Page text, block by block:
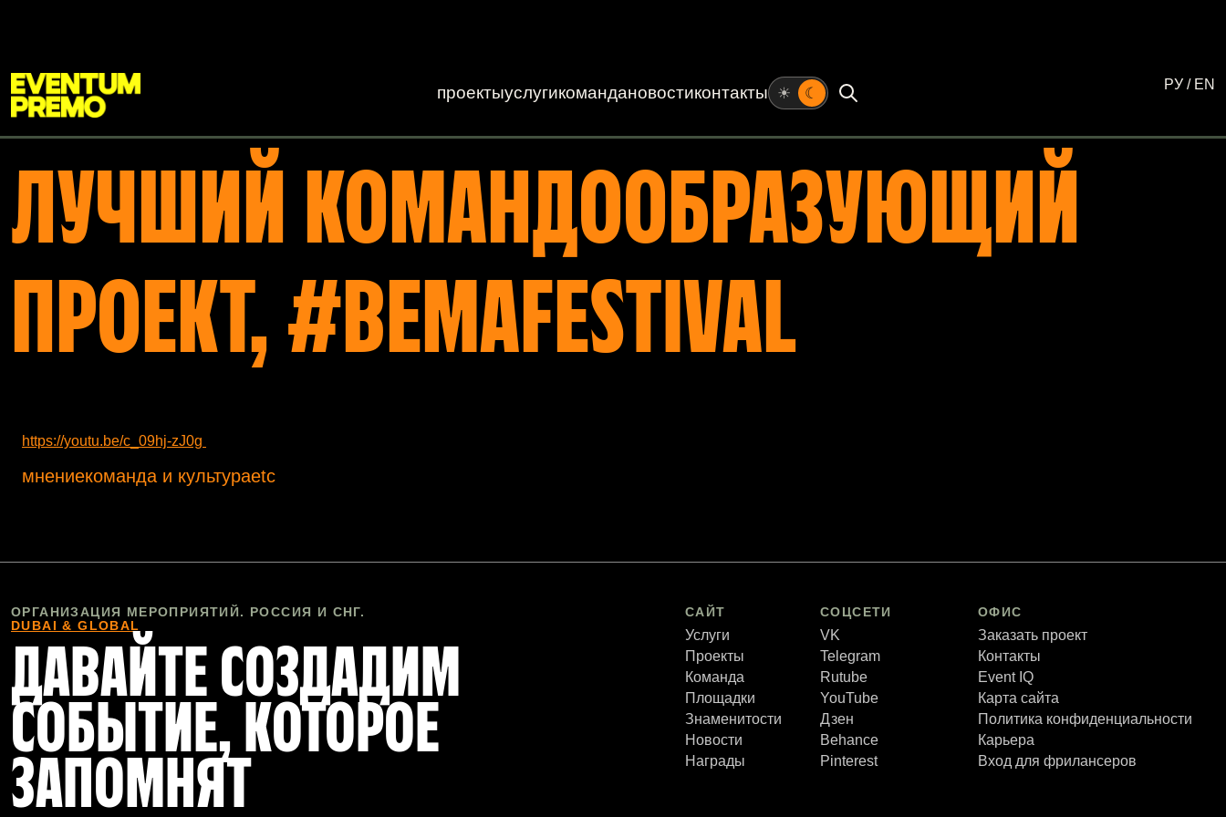
проектыуслугикомандановостиконтакты ☀ ☾ РУ / EN
ЛУЧШИЙ КОМАНДООБРАЗУЮЩИЙ
ПРОЕКТ, #BEMAFESTIVAL
https://youtu.be/c_09hj-zJ0g
мнениекоманда и культураetc
ОРГАНИЗАЦИЯ МЕРОПРИЯТИЙ. РОССИЯ И СНГ.
DUBAI & GLOBAL
ДАВАЙТЕ СОЗДАДИМ
СОБЫТИЕ, КОТОРОЕ
ЗАПОМНЯТ
САЙТ
Услуги
Проекты
Команда
Площадки
Знаменитости
Новости
Награды
СОЦСЕТИ
VK
Telegram
Rutube
YouTube
Дзен
Behance
Pinterest
ОФИС
Заказать проект
Контакты
Event IQ
Карта сайта
Политика конфиденциальности
Карьера
Вход для фрилансеров